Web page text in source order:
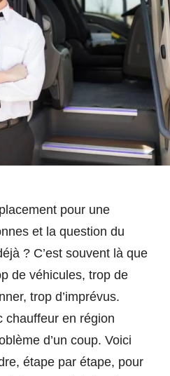
pour une
et la question du
? C’est souvent là que
de véhicules, trop de
trop d’imprévus.
chauffeur en région
d’un coup. Voici
étape par étape, pour